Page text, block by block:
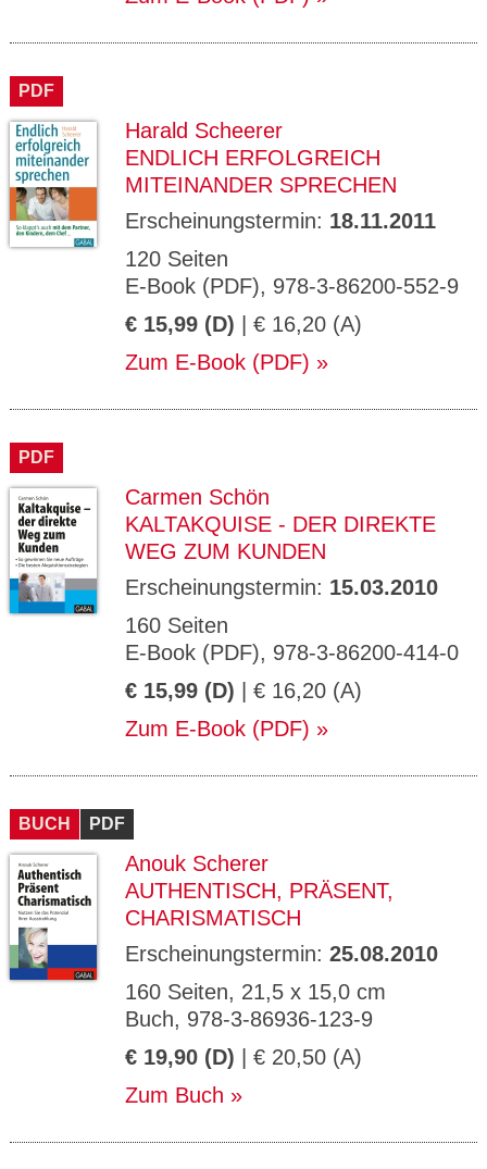
PDF
Harald Scheerer
ENDLICH ERFOLGREICH
MITEINANDER SPRECHEN
Erscheinungstermin: 18.11.2011
120 Seiten
E-Book (PDF), 978-3-86200-552-9
€ 15,99 (D) | € 16,20 (A)
Zum E-Book (PDF)
PDF
Carmen Schön
KALTAKQUISE - DER DIREKTE
WEG ZUM KUNDEN
Erscheinungstermin: 15.03.2010
160 Seiten
E-Book (PDF), 978-3-86200-414-0
€ 15,99 (D) | € 16,20 (A)
Zum E-Book (PDF)
BUCH PDF
Anouk Scherer
AUTHENTISCH, PRÄSENT,
CHARISMATISCH
Erscheinungstermin: 25.08.2010
160 Seiten, 21,5 x 15,0 cm
Buch, 978-3-86936-123-9
€ 19,90 (D) | € 20,50 (A)
Zum Buch